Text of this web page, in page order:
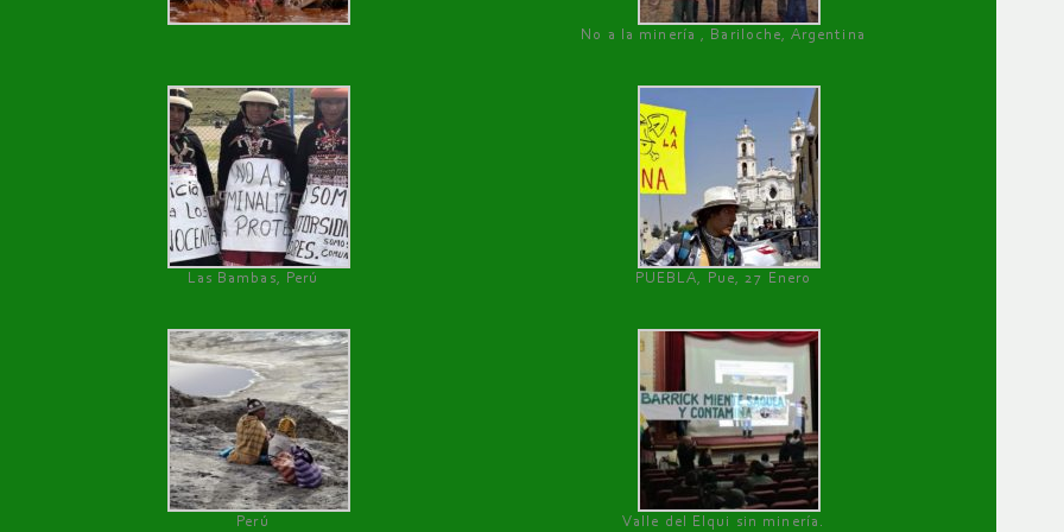
No a la minería , Bariloche, Argentina
Las Bambas, Perú PUEBLA, Pue, 27 Enero
Perú Valle del Elqui sin minería.